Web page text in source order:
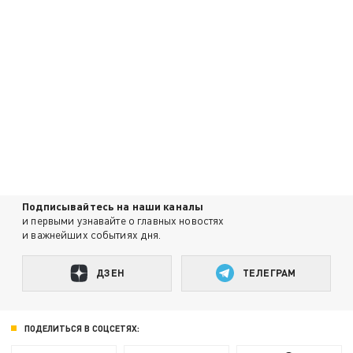
Подписывайтесь на наши каналы
и первыми узнавайте о главных новостях
и важнейших событиях дня.
ДЗЕН ТЕЛЕГРАМ
ПОДЕЛИТЬСЯ В СОЦСЕТЯХ: